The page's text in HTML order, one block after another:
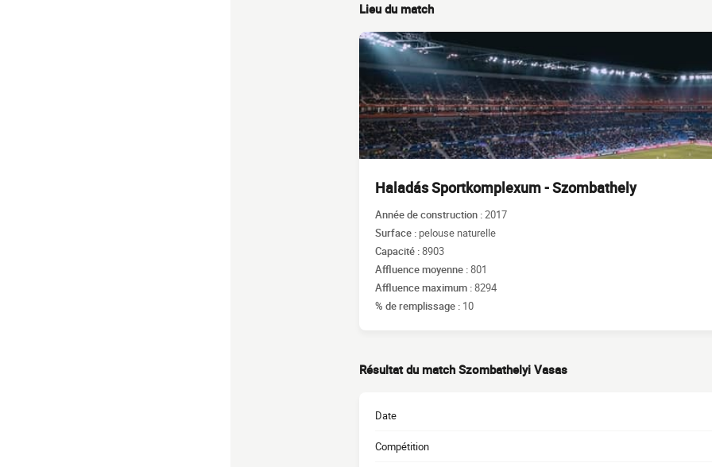
Lieu du match
Haladás Sportkomplexum - Szombathely
Année de construction :2017
Surface : pelouse naturelle
Capacité :8903
Affluence moyenne :801
Affluence maximum :8294
% de remplissage : 10
Résultat du match Szombathelyi Vasas
Date
Compétition